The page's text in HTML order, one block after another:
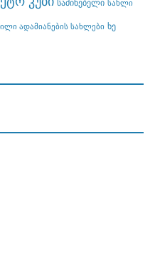
სახლი
ადამიანების სახლები ხე